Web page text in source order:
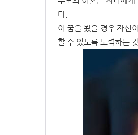
다.
이 꿈을 봤을 경우 자신
할 수 있도록 노력하는